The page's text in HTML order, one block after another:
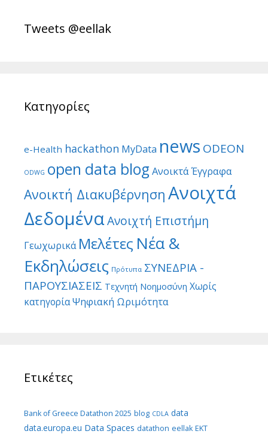
Tweets @eellak
Κατηγορίες
e-Health hackathon MyData news ODEON
ODWG open data blog Ανοικτά Έγγραφα
Ανοικτή Διακυβέρνηση Ανοιχτά
ΔεδομέναΑνοιχτή Επιστήμη
Γεωχωρικά Μελέτες Νέα &
Εκδηλώσεις Πρότυπα ΣΥΝΕΔΡΙΑ -
ΠΑΡΟΥΣΙΑΣΕΙΣ Τεχνητή Νοημοσύνη Χωρίς
κατηγορίαΨηφιακή Ωριμότητα
Ετικέτες
Bank of Greece Datathon 2025 blog CDLA data
data.europa.eu Data Spaces datathon eellak EKT